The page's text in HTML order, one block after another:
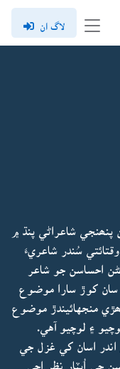
لاگ ان
شاعراڻي پنڌ ۾
سُندر شاعريءَ
احساسن جو شاعر
کوڙ سارا موضوع
منجهائيندڙ موضوع
۽ لوچيو آهي.
اسان کي غزل جي
جي اُپٽار نظر اچي